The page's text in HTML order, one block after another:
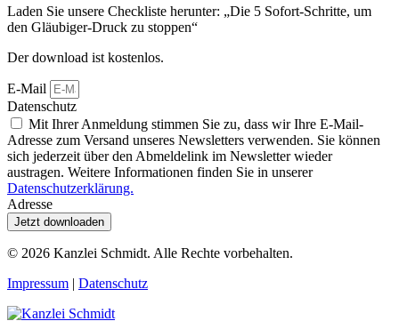
Laden Sie unsere Checkliste herunter: „Die 5 Sofort-Schritte, um
den Gläubiger-Druck zu stoppen“
Der download ist kostenlos.
E-Mail
Datenschutz
Mit Ihrer Anmeldung stimmen Sie zu, dass wir Ihre E-Mail-
Adresse zum Versand unseres Newsletters verwenden. Sie können
sich jederzeit über den Abmeldelink im Newsletter wieder
austragen. Weitere Informationen finden Sie in unserer
Datenschutzerklärung.
Adresse
Jetzt downloaden
© 2026 Kanzlei Schmidt. Alle Rechte vorbehalten.
Impressum | Datenschutz